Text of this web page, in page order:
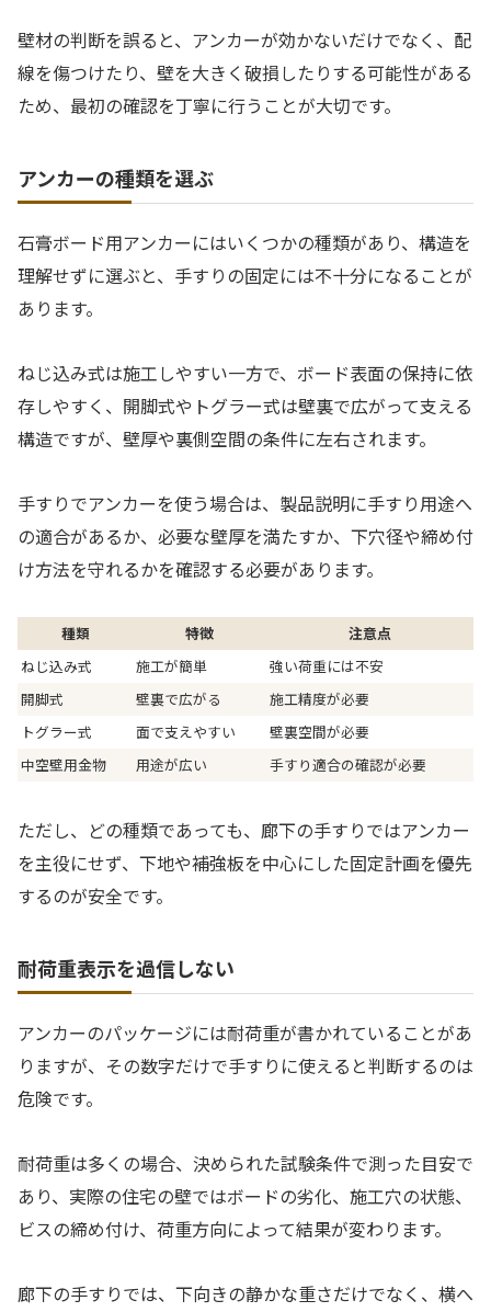
壁材の判断を誤ると、アンカーが効かないだけでなく、配
線を傷つけたり、壁を大きく破損したりする可能性がある
ため、最初の確認を丁寧に行うことが大切です。
アンカーの種類を選ぶ
石膏ボード用アンカーにはいくつかの種類があり、構造を
理解せずに選ぶと、手すりの固定には不十分になることが
あります。
ねじ込み式は施工しやすい一方で、ボード表面の保持に依
存しやすく、開脚式やトグラー式は壁裏で広がって支える
構造ですが、壁厚や裏側空間の条件に左右されます。
手すりでアンカーを使う場合は、製品説明に手すり用途へ
の適合があるか、必要な壁厚を満たすか、下穴径や締め付
け方法を守れるかを確認する必要があります。
種類 特徴
注意点
ねじ込み式
施工が簡単
強い荷重には不安
開脚式
壁裏で広がる
施工精度が必要
トグラー式
面で支えやすい
壁裏空間が必要
中空壁用金物
用途が広い 手すり適合の確認が必要
ただし、どの種類であっても、廊下の手すりではアンカー
を主役にせず、下地や補強板を中心にした固定計画を優先
するのが安全です。
耐荷重表示を過信しない
アンカーのパッケージには耐荷重が書かれていることがあ
りますが、その数字だけで手すりに使えると判断するのは
危険です。
耐荷重は多くの場合、決められた試験条件で測った目安で
あり、実際の住宅の壁ではボードの劣化、施工穴の状態、
ビスの締め付け、荷重方向によって結果が変わります。
廊下の手すりでは、下向きの静かな重さだけでなく、横へ